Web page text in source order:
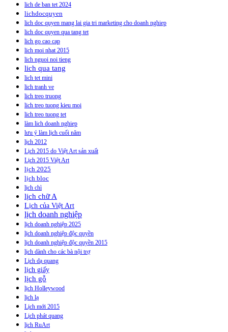
lich de ban tet 2024
lichdocquyen
lich doc quyen mang lai gia tri marketing cho doanh nghiep
lich doc quyen qua tang tet
lich go cao cap
lich moi nhat 2015
lich nguoi noi tieng
lich qua tang
lich tet mini
lich tranh ve
lich treo truong
lich treo tuong kieu moi
lich treo tuong tet
làm lich doanh nghiep
lưu ý làm lịch cuối năm
lịch 2012
Lịch 2015 do Việt Art sản xuất
Lịch 2015 Việt Art
lịch 2025
lịch bloc
lịch chì
lịch chữ A
Lịch của Việt Art
lịch doanh nghiệp
lịch doanh nghiệp 2025
lịch doanh nghiệp độc quyền
lịch doanh nghiệp độc quyền 2015
lịch dành cho các bà nội trợ
Lịch dạ quang
lịch giấy
lịch gỗ
lịch Holleywood
lịch lạ
Lịch mới 2015
Lịch phát quang
lịch RuArt